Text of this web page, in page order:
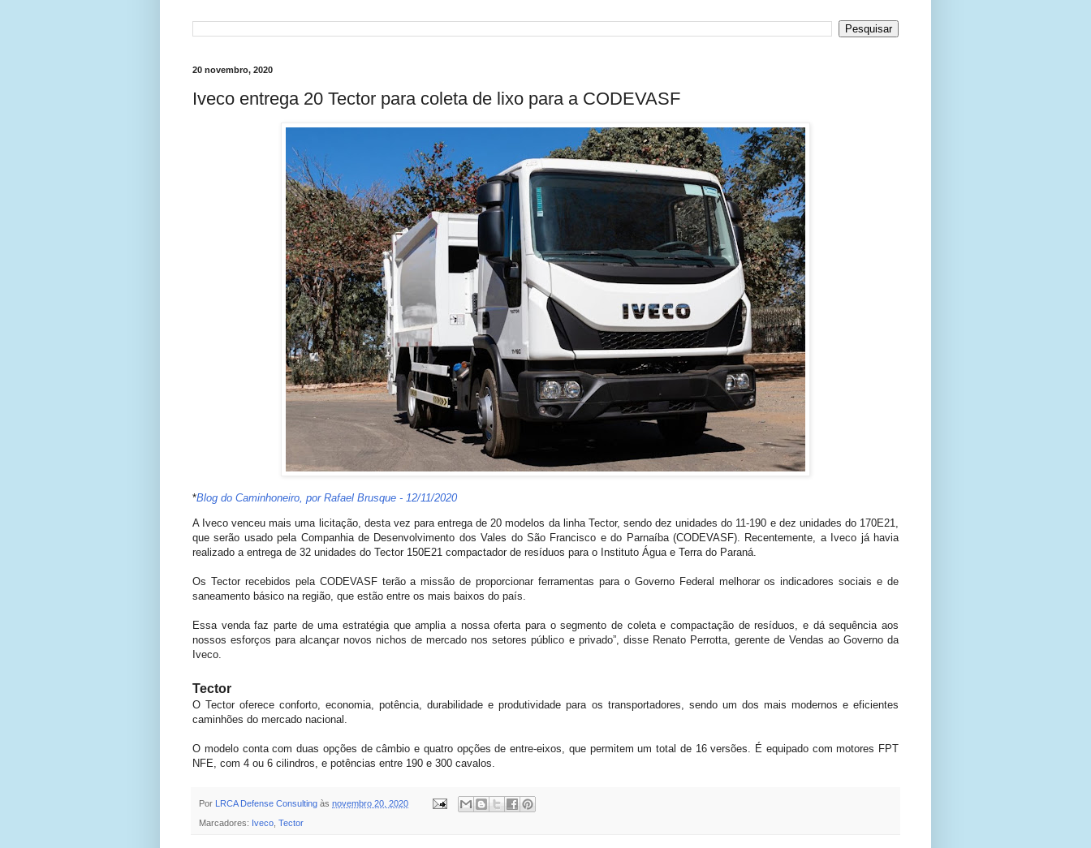
20 novembro, 2020
Iveco entrega 20 Tector para coleta de lixo para a CODEVASF
*Blog do Caminhoneiro, por Rafael Brusque - 12/11/2020
A Iveco venceu mais uma licitação, desta vez para entrega de 20 modelos da linha Tector, sendo dez unidades do 11-190 e dez unidades do 170E21,
que serão usado pela Companhia de Desenvolvimento dos Vales do São Francisco e do Parnaíba (CODEVASF). Recentemente, a Iveco já havia
realizado a entrega de 32 unidades do Tector 150E21 compactador de resíduos para o Instituto Água e Terra do Paraná.
Os Tector recebidos pela CODEVASF terão a missão de proporcionar ferramentas para o Governo Federal melhorar os indicadores sociais e de
saneamento básico na região, que estão entre os mais baixos do país.
Essa venda faz parte de uma estratégia que amplia a nossa oferta para o segmento de coleta e compactação de resíduos, e dá sequência aos
nossos esforços para alcançar novos nichos de mercado nos setores público e privado”, disse Renato Perrotta, gerente de Vendas ao Governo da
Iveco.
Tector
O Tector oferece conforto, economia, potência, durabilidade e produtividade para os transportadores, sendo um dos mais modernos e eficientes
caminhões do mercado nacional.
O modelo conta com duas opções de câmbio e quatro opções de entre-eixos, que permitem um total de 16 versões. É equipado com motores FPT
NFE, com 4 ou 6 cilindros, e potências entre 190 e 300 cavalos.
Por LRCA Defense Consulting às novembro 20, 2020
Marcadores: Iveco Tector